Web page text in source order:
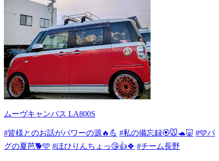
ムーヴキャンバス LA800S
#皆様とのお話がパワーの源🔥💪 #私の備忘録🏵️🐭🐢🐷 #🩵パ
グの夏芭🐕🩵 #ほひりんちょっ😘👍🍀 #チーム長野